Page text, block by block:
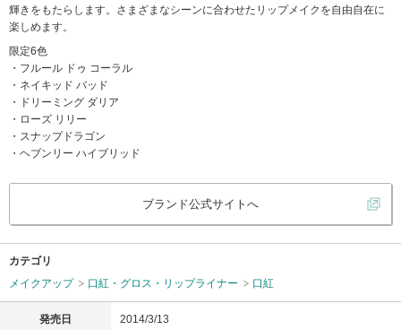
輝きをもたらします。さまざまなシーンに合わせたリップメイクを自由自在に
楽しめます。
限定6色
・フルール ドゥ コーラル
・ネイキッド バッド
・ドリーミング ダリア
・ローズ リリー
・スナップドラゴン
・ヘブンリー ハイブリッド
ブランド公式サイトへ
カテゴリ
メイクアップ
口紅・グロス・リップライナー 口紅
発売日 2014/3/13